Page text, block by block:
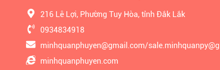
216 Lê Lợi, Phường Tuy Hòa, tỉnh Đắk Lắk
0934834918
minhquanphuyen@gmail.com/
minhquanphuyen.com